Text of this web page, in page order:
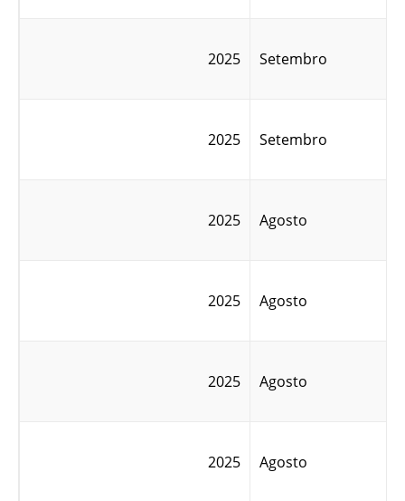
2025 Setembro
2025 Setembro
2025 Agosto
2025 Agosto
2025 Agosto
2025 Agosto